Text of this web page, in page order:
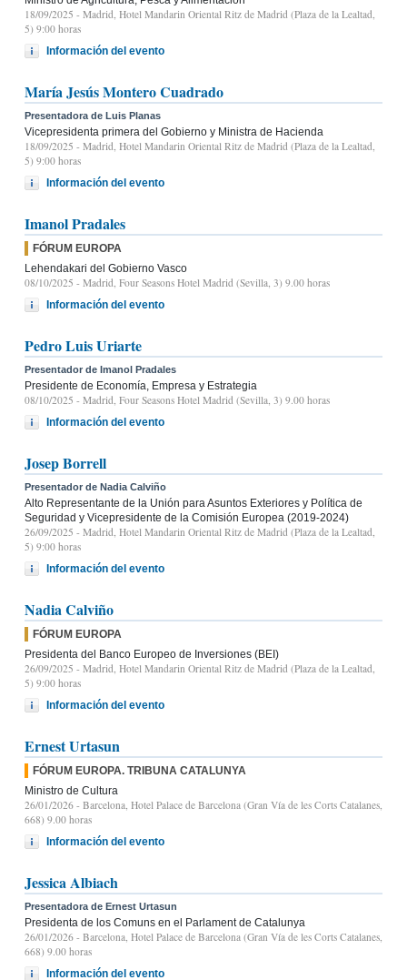
18/09/2025 - Madrid, Hotel Mandarin Oriental Ritz de Madrid (Plaza de la Lealtad,
5) 9:00 horas
Información del evento
María Jesús Montero Cuadrado
Presentadora de Luis Planas
Vicepresidenta primera del Gobierno y Ministra de Hacienda
18/09/2025 - Madrid, Hotel Mandarin Oriental Ritz de Madrid (Plaza de la Lealtad,
5) 9:00 horas
Información del evento
Imanol Pradales
FÓRUM EUROPA
Lehendakari del Gobierno Vasco
08/10/2025 - Madrid, Four Seasons Hotel Madrid (Sevilla, 3) 9.00 horas
Información del evento
Pedro Luis Uriarte
Presentador de Imanol Pradales
Presidente de Economía, Empresa y Estrategia
08/10/2025 - Madrid, Four Seasons Hotel Madrid (Sevilla, 3) 9.00 horas
Información del evento
Josep Borrell
Presentador de Nadia Calviño
Alto Representante de la Unión para Asuntos Exteriores y Política de
Seguridad y Vicepresidente de la Comisión Europea (2019-2024)
26/09/2025 - Madrid, Hotel Mandarin Oriental Ritz de Madrid (Plaza de la Lealtad,
5) 9:00 horas
Información del evento
Nadia Calviño
FÓRUM EUROPA
Presidenta del Banco Europeo de Inversiones (BEI)
26/09/2025 - Madrid, Hotel Mandarin Oriental Ritz de Madrid (Plaza de la Lealtad,
5) 9:00 horas
Información del evento
Ernest Urtasun
FÓRUM EUROPA. TRIBUNA CATALUNYA
Ministro de Cultura
26/01/2026 - Barcelona, Hotel Palace de Barcelona (Gran Vía de les Corts Catalanes,
668) 9.00 horas
Información del evento
Jessica Albiach
Presentadora de Ernest Urtasun
Presidenta de los Comuns en el Parlament de Catalunya
26/01/2026 - Barcelona, Hotel Palace de Barcelona (Gran Vía de les Corts Catalanes,
668) 9.00 horas
Información del evento